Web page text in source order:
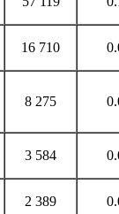
16 710
8 275
3 584
2 389